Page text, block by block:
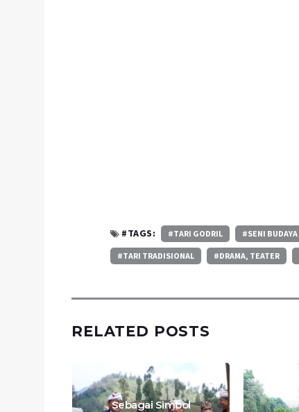
#TAGS: #TARI GODRIL #SENI BUDAYA
#TARI TRADISIONAL #DRAMA, TEATER
RELATED POSTS
Sebagai Simbol